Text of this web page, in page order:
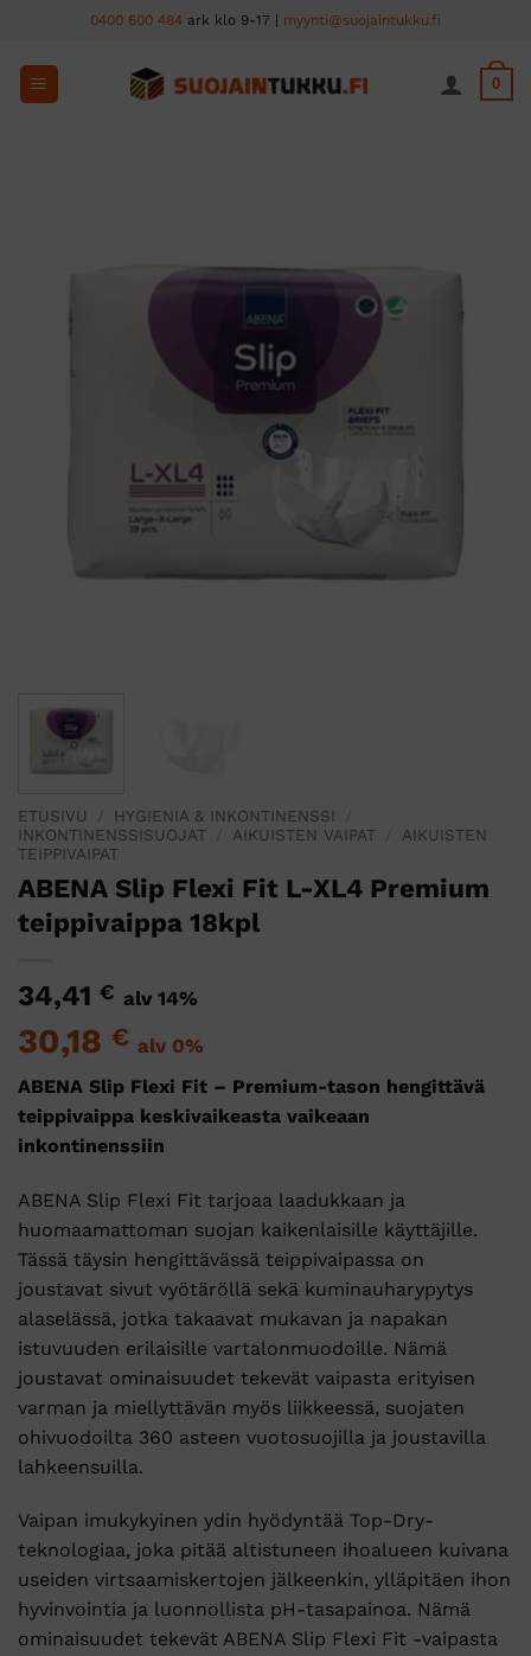
content
0400 600 484 ark klo 9-17 | myynti@suojaintukku.fi
0
ETUSIVU HYGIENIA & INKONTINENSSI
INKONTINENSSISUOJAT
AIKUISTEN VAIPAT
AIKUISTEN
TEIPPIVAIPAT
ABENA Slip Flexi Fit L-XL4 Premium
teippivaippa 18kpl
34,41 € alv 14%
30,18 € alv 0%
ABENA Slip Flexi Fit – Premium-tason hengittävä
teippivaippa keskivaikeasta vaikeaan
inkontinenssiin
ABENA Slip Flexi Fit tarjoaa laadukkaan ja
huomaamattoman suojan kaikenlaisille käyttäjille.
Tässä täysin hengittävässä teippivaipassa on
joustavat sivut vyötäröllä sekä kuminauharypytys
alaselässä, jotka takaavat mukavan ja napakan
istuvuuden erilaisille vartalonmuodoille. Nämä
joustavat ominaisuudet tekevät vaipasta erityisen
varman ja miellyttävän myös liikkeessä, suojaten
ohivuodoilta 360 asteen vuotosuojilla ja joustavilla
lahkeensuilla.
Vaipan imukykyinen ydin hyödyntää Top-Dry-
teknologiaa, joka pitää altistuneen ihoalueen kuivana
useiden virtsaamiskertojen jälkeenkin, ylläpitäen ihon
hyvinvointia ja luonnollista pH-tasapainoa. Nämä
ominaisuudet tekevät ABENA Slip Flexi Fit -vaipasta